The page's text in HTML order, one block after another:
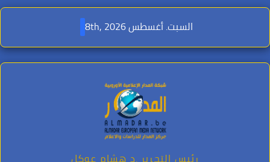
Skip
content
السبت. أغسطس 8th, 2026
رئيس التحرير .د هشام عوكل